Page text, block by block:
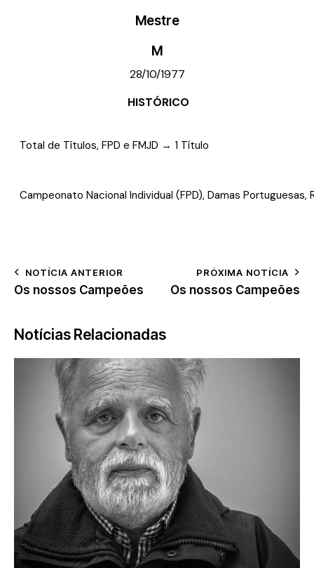
Mestre
M
28/10/1977
HISTÓRICO
Total de Títulos, FPD e FMJD → 1 Título
Campeonato Nacional Individual (FPD), Damas Portuguesas,
NOTÍCIA ANTERIOR
Os nossos Campeões
PRÓXIMA NOTÍCIA
Os nossos Campeões
Notícias Relacionadas